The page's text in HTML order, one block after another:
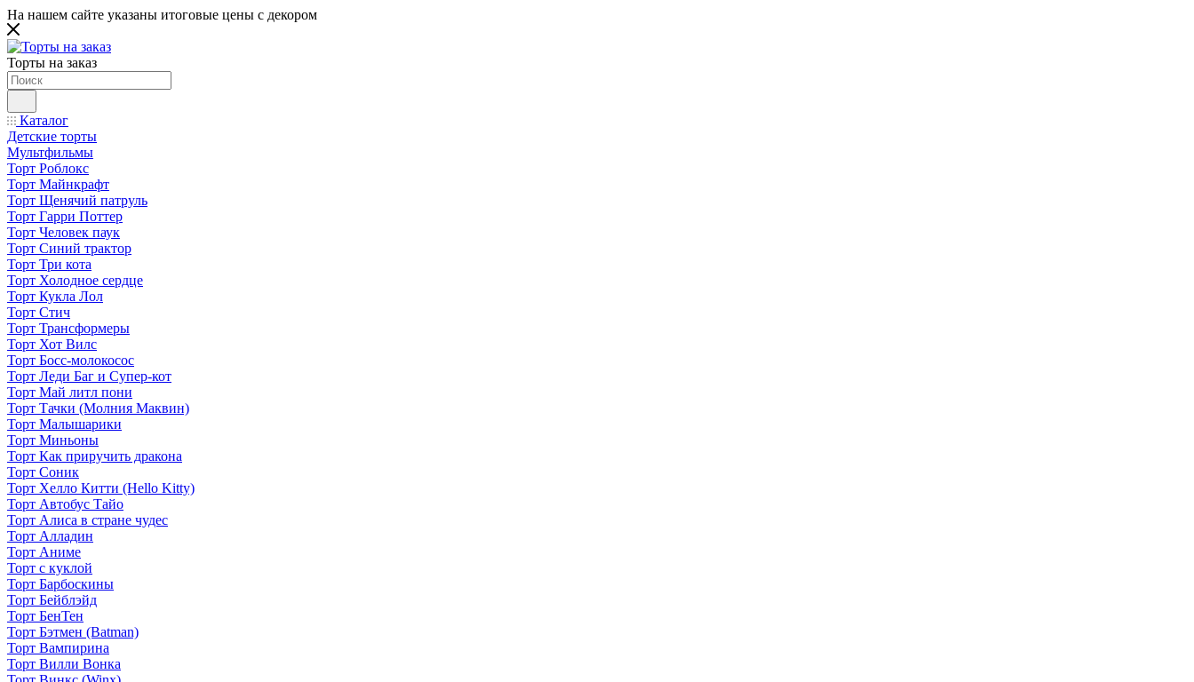
На нашем сайте указаны итоговые цены с декором
Торты на заказ
Каталог
Детские торты
Мультфильмы
Торт Роблокс
Торт Майнкрафт
Торт Щенячий патруль
Торт Гарри Поттер
Торт Человек паук
Торт Синий трактор
Торт Три кота
Торт Холодное сердце
Торт Кукла Лол
Торт Стич
Торт Трансформеры
Торт Хот Вилс
Торт Босс-молокосос
Торт Леди Баг и Супер-кот
Торт Май литл пони
Торт Тачки (Молния Маквин)
Торт Малышарики
Торт Миньоны
Торт Как приручить дракона
Торт Соник
Торт Хелло Китти (Hello Kitty)
Торт Автобус Тайо
Торт Алиса в стране чудес
Торт Алладин
Торт Аниме
Торт с куклой
Торт Барбоскины
Торт Бейблэйд
Торт БенТен
Торт Бэтмен (Batman)
Торт Вампирина
Торт Вилли Вонка